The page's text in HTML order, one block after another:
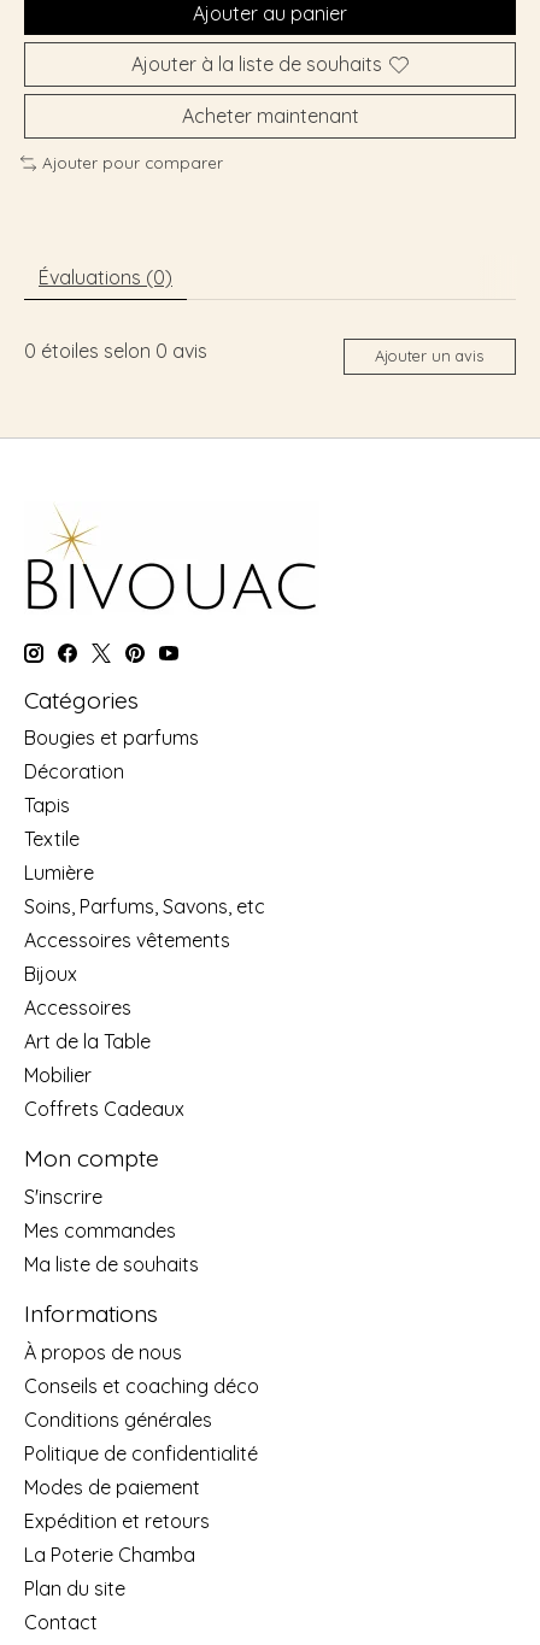
Ajouter au panier
Ajouter à la liste de souhaits
Acheter maintenant
Ajouter pour comparer
Évaluations (0)
0 étoiles selon 0 avis Ajouter un avis
Catégories
Bougies et parfums
Décoration
Tapis
Textile
Lumière
Soins, Parfums, Savons, etc
Accessoires vêtements
Bijoux
Accessoires
Art de la Table
Mobilier
Coffrets Cadeaux
Mon compte
S'inscrire
Mes commandes
Ma liste de souhaits
Informations
À propos de nous
Conseils et coaching déco
Conditions générales
Politique de confidentialité
Modes de paiement
Expédition et retours
La Poterie Chamba
Plan du site
Contact